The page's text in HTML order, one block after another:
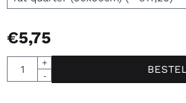
€5,75
Aantal
+
-